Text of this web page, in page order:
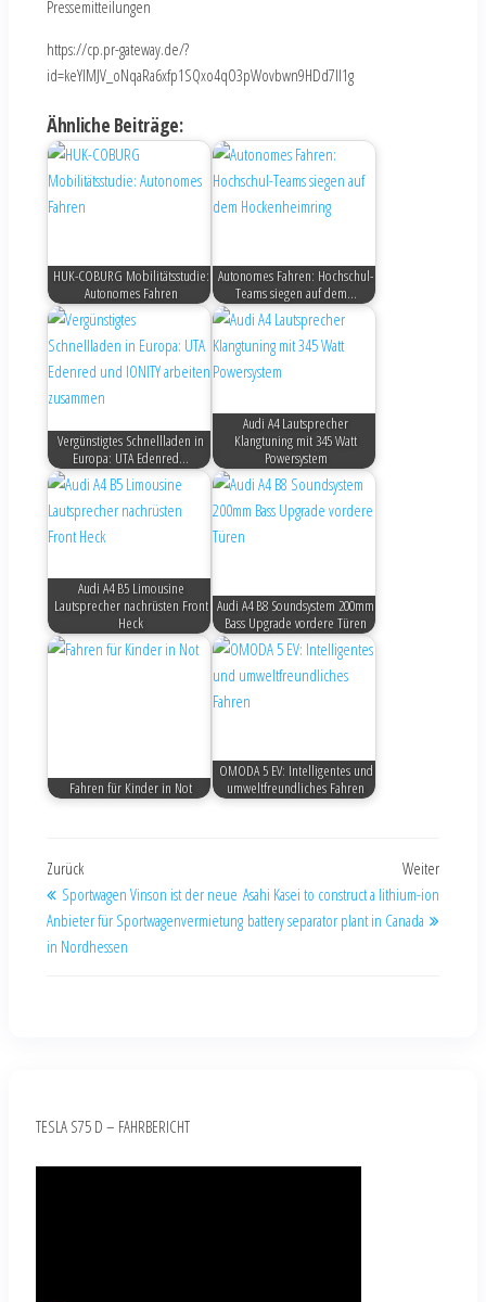
Pressemitteilungen
https://cp.pr-gateway.de/?
id=keYlMJV_oNqaRa6xfp1SQxo4qO3pWovbwn9HDd7Il1g
Ähnliche Beiträge:
HUK-COBURG Mobilitätsstudie:
Autonomes Fahren
Autonomes Fahren: Hochschul-
Teams siegen auf dem…
Vergünstigtes Schnellladen in
Europa: UTA Edenred…
Audi A4 Lautsprecher
Klangtuning mit 345 Watt
Powersystem
Audi A4 B5 Limousine
Lautsprecher nachrüsten Front
Heck
Audi A4 B8 Soundsystem 200mm
Bass Upgrade vordere Türen
Fahren für Kinder in Not
OMODA 5 EV: Intelligentes und
umweltfreundliches Fahren
Zurück
Sportwagen Vinson ist der neue
Anbieter für Sportwagenvermietung
in Nordhessen
Weiter
Asahi Kasei to construct a lithium-ion
battery separator plant in Canada
TESLA S75 D – FAHRBERICHT